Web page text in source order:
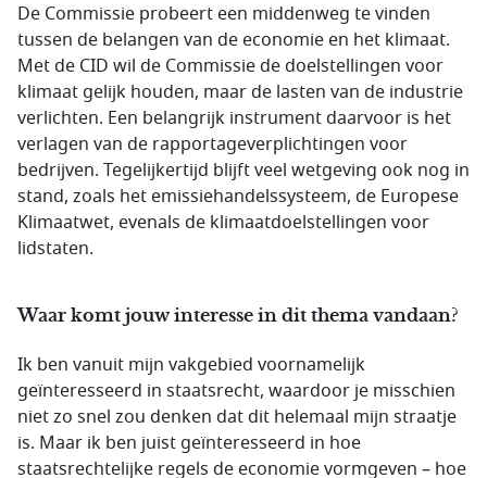
De Commissie probeert een middenweg te vinden
tussen de belangen van de economie en het klimaat.
Met de CID wil de Commissie de doelstellingen voor
klimaat gelijk houden, maar de lasten van de industrie
verlichten. Een belangrijk instrument daarvoor is het
verlagen van de rapportageverplichtingen voor
bedrijven. Tegelijkertijd blijft veel wetgeving ook nog in
stand, zoals het emissiehandelssysteem, de Europese
Klimaatwet, evenals de klimaatdoelstellingen voor
lidstaten.
Waar komt jouw interesse in dit thema vandaan?
Ik ben vanuit mijn vakgebied voornamelijk
geïnteresseerd in staatsrecht, waardoor je misschien
niet zo snel zou denken dat dit helemaal mijn straatje
is. Maar ik ben juist geïnteresseerd in hoe
staatsrechtelijke regels de economie vormgeven – hoe